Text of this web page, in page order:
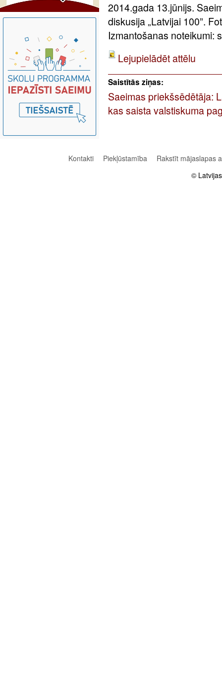
2014.gada 13.jūnijs.
diskusija „Latvijai 100”.
Izmantošanas noteikumi:
Lejupielādēt attēlu
Saistītās ziņas:
Saeimas priekšsēdētāja:
kas saista valstiskuma
Kontakti Piekļūstamība
Rakstīt mājaslapas
©